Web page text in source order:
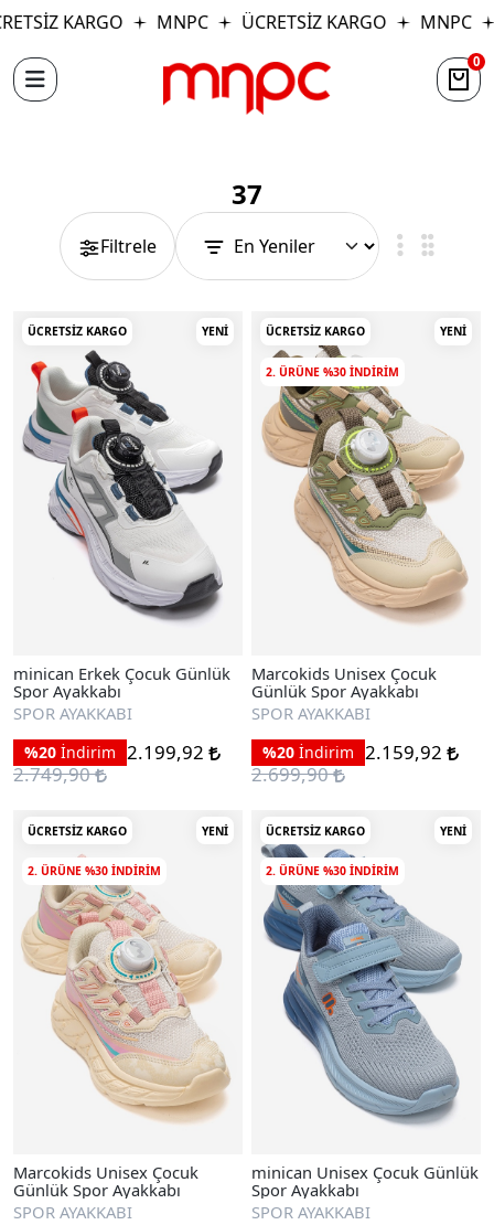
KARGO MNPC ÜCRETSİZ KARGO MNPC
0
37
Filtrele
ÜCRETSIZ KARGO YENI
minican Erkek Çocuk Günlük
Spor Ayakkabı
SPOR AYAKKABI
%20 İndirim 2.199,92
2.749,90
ÜCRETSIZ KARGO YENI
2. ÜRÜNE %30 INDIRIM
Marcokids Unisex Çocuk
Günlük Spor Ayakkabı
SPOR AYAKKABI
%20 İndirim 2.159,92
2.699,90
ÜCRETSIZ KARGO YENI
2. ÜRÜNE %30 INDIRIM
Marcokids Unisex Çocuk
Günlük Spor Ayakkabı
SPOR AYAKKABI
ÜCRETSIZ KARGO YENI
2. ÜRÜNE %30 INDIRIM
minican Unisex Çocuk Günlük
Spor Ayakkabı
SPOR AYAKKABI